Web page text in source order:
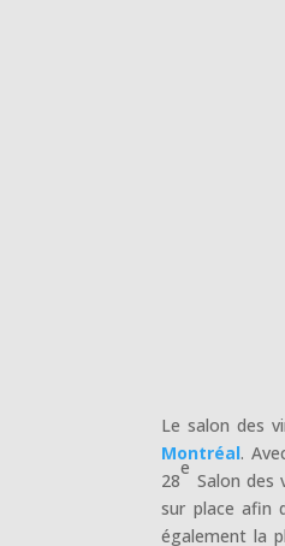
Le salon des
Montréal.
28
e
Salon des
sur place afin
également la